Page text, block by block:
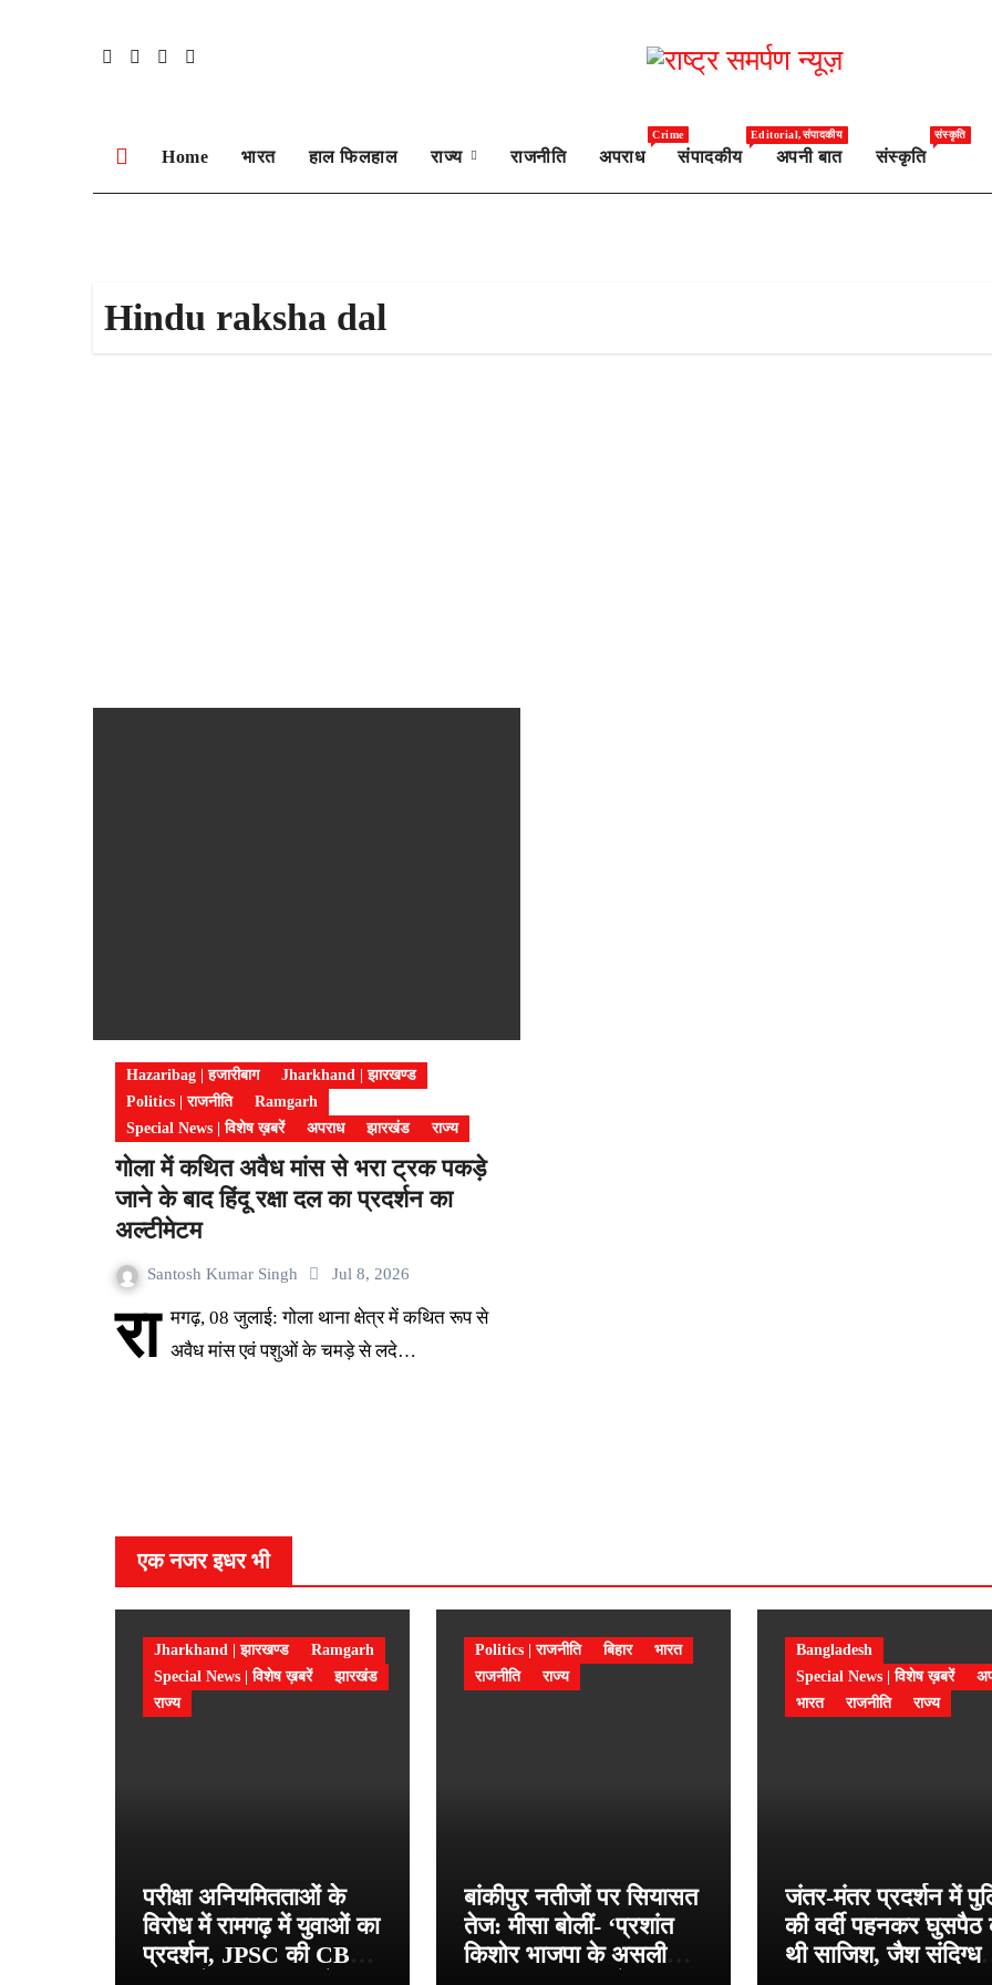
Home भारत हाल फिलहाल राज्य राजनीति अपराध
Crime
संपादकीय
Editorial,संपादकीय
अपनी बात संस्कृति
संस्कृति
Hindu raksha dal
Hazaribag | हजारीबाग
Jharkhand | झारखण्ड
Politics | राजनीति
Ramgarh
Special News | विशेष ख़बरें
अपराध झारखंड राज्य
गोला में कथित अवैध मांस से भरा ट्रक पकड़े
जाने के बाद हिंदू रक्षा दल का प्रदर्शन का
अल्टीमेटम
Santosh Kumar Singh Jul 8, 2026
रा मगढ़, 08 जुलाई: गोला थाना क्षेत्र में कथित रूप से
अवैध मांस एवं पशुओं के चमड़े से लदे…
एक नजर इधर भी
Jharkhand | झारखण्ड
Ramgarh
Special News | विशेष ख़बरें
झारखंड
राज्य
परीक्षा अनियमितताओं के
विरोध में रामगढ़ में युवाओं का
प्रदर्शन, JPSC की CBI
Politics | राजनीति बिहार
भारत
राजनीति
राज्य
बांकीपुर नतीजों पर सियासत
तेज: मीसा बोलीं- ‘प्रशांत
किशोर भाजपा के असली
Bangladesh
Special News | विशेष ख़बरें
भारत
राजनीति राज्य
जंतर-मंतर प्रदर्शन में
की वर्दी पहनकर घुसपैठ
थी साजिश, जैश संदिग्ध